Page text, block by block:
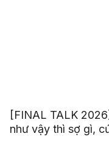
[FINAL TALK
như vậy thì sợ gì,